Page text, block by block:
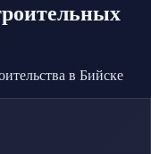
в Бийске